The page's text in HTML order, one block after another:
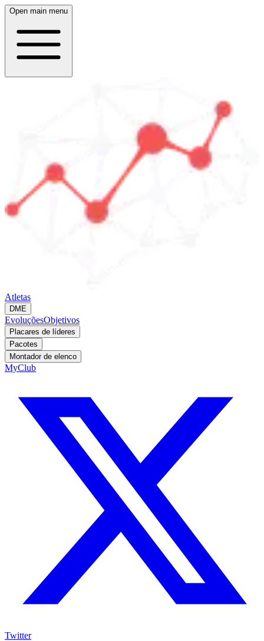
Open main menu
Atletas
DME
EvoluçõesObjetivos
Placares de líderes
Pacotes
Montador de elenco
MyClub
Twitter